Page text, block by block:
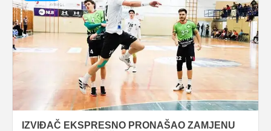
IZVIĐAČ EKSPRESNO PRONAŠAO ZAMJENU